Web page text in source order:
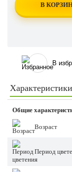
В
В
Характеристики
Общие
Возраст
Период